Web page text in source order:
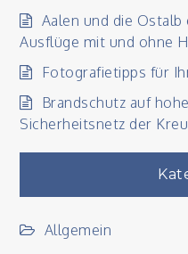
Aalen und die Ostalb
Ausflüge mit und ohne
Fotografietipps für
Brandschutz auf
Sicherheitsnetz der
Allgemein